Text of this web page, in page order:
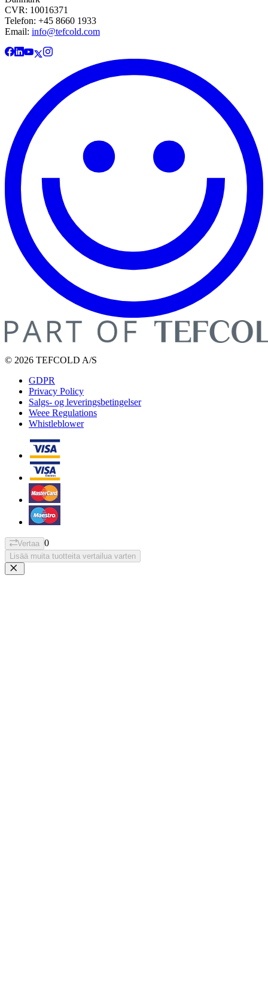
CVR: 10016371
Telefon: +45 8660 1933
Email: info@tefcold.com
© 2026 TEFCOLD A/S
GDPR
Privacy Policy
Salgs- og leveringsbetingelser
Weee Regulations
Whistleblower
Vertaa 0
Lisää muita tuotteita vertailua varten